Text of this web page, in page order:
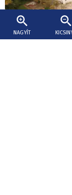
NAGYÍT